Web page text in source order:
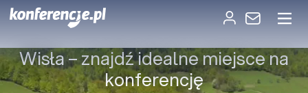
Wisła – znajdź idealne miejsce na
konferencję